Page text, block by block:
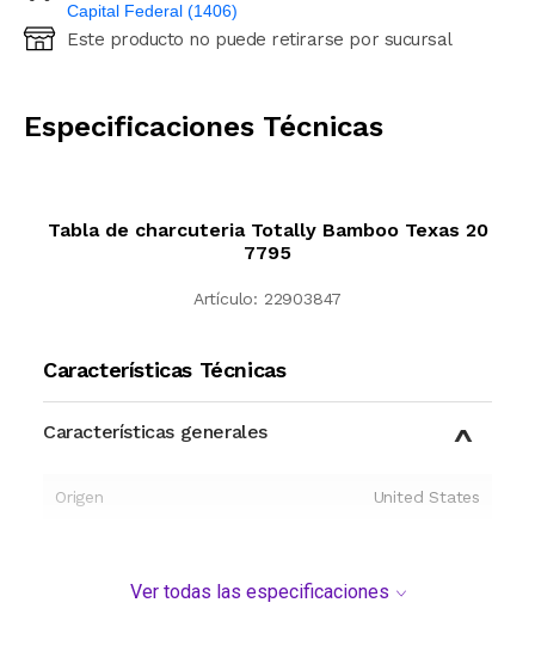
Capital Federal (1406)
Ingresá código postal (sólo números)
Este producto no puede retirarse por sucursal
Especificaciones Técnicas
Tabla de charcuteria Totally Bamboo Texas 20
7795
Artículo: 22903847
Características Técnicas
Características generales
Origen United States
Ver todas las especificaciones